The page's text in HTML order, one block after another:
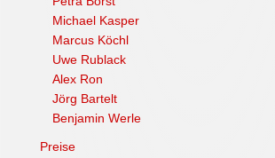
Michael Kasper
Marcus Köchl
Uwe Rublack
Alex Ron
Jörg Bartelt
Benjamin Werle
Preise